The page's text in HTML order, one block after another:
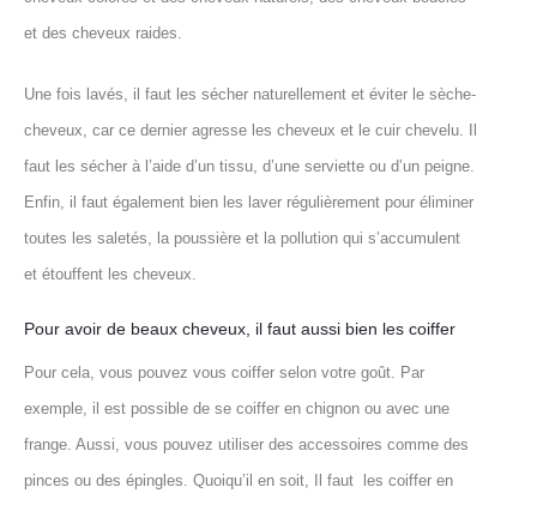
et des cheveux raides.
Une fois lavés, il faut les sécher naturellement et éviter le sèche-
cheveux, car ce dernier agresse les cheveux et le cuir chevelu. Il
faut les sécher à l’aide d’un tissu, d’une serviette ou d’un peigne.
Enfin, il faut également bien les laver régulièrement pour éliminer
toutes les saletés, la poussière et la pollution qui s’accumulent
et étouffent les cheveux.
Pour avoir de beaux cheveux, il faut aussi bien les coiffer
Pour cela, vous pouvez vous coiffer selon votre goût. Par
exemple, il est possible de se coiffer en chignon ou avec une
frange. Aussi, vous pouvez utiliser des accessoires comme des
pinces ou des épingles. Quoiqu’il en soit, Il faut les coiffer en